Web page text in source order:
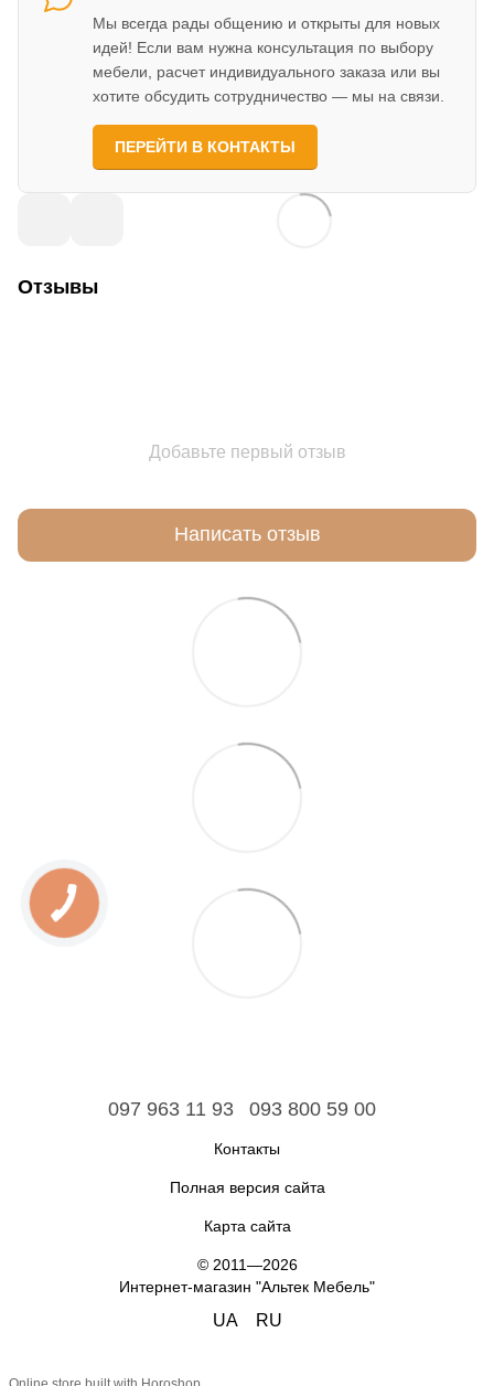
Мы всегда рады общению и открыты для новых
идей! Если вам нужна консультация по выбору
мебели, расчет индивидуального заказа или вы
хотите обсудить сотрудничество — мы на связи.
ПЕРЕЙТИ В КОНТАКТЫ
Отзывы
Добавьте первый отзыв
Написать отзыв
097 963 11 93 093 800 59 00
Контакты
Полная версия сайта
Карта сайта
© 2011—2026
Интернет-магазин "Альтек Мебель"
UA RU